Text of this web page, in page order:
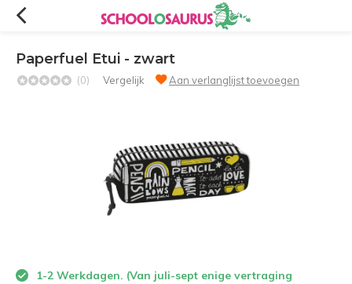
Paperfuel Etui - zwart
(0) Vergelijk Aan verlanglijst toevoegen
1-2 Werkdagen. (Van juli-sept enige vertraging